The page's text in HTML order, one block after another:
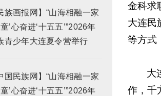
族画报网】“山海相融一家
童’心奋进‘十五五’”2026年
青少年大连夏令营举行
国民族网】“山海相融一家
童’心奋进‘十五五’”2026年
金科求
大连民
等方式
大
作，千